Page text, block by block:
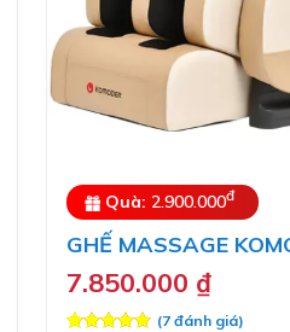
Quà: 2.900.000đ
GHẾ MASSAGE
7.850.000 ₫
(7đánh giá)